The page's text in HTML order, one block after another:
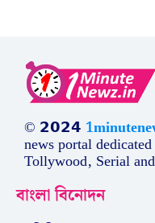
© 𝟮𝟬𝟮𝟰
news portal
Tollywood, Serial
বাংলা বিনোদন